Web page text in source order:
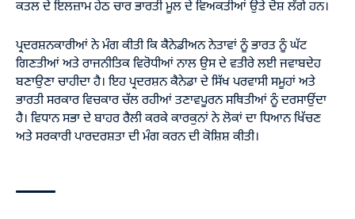
ਕਤਲ ਦੇ ਇਲਜ਼ਾਮ ਹੇਠ ਚਾਰ ਭਾਰਤੀ ਮੂਲ ਦੇ ਵਿਅਕਤੀਆਂ ਉਤੇ ਦੋਸ਼ ਲੱਗੇ ਹਨ।
ਪ੍ਰਦਰਸ਼ਨਕਾਰੀਆਂ ਨੇ ਮੰਗ ਕੀਤੀ ਕਿ ਕੈਨੇਡੀਅਨ ਨੇਤਾਵਾਂ ਨੂੰ ਭਾਰਤ ਨੂੰ ਘੱਟ
ਗਿਣਤੀਆਂ ਅਤੇ ਰਾਜਨੀਤਿਕ ਵਿਰੋਧੀਆਂ ਨਾਲ ਉਸ ਦੇ ਵਤੀਰੇ ਲਈ ਜਵਾਬਦੇਹ
ਬਣਾਉਣਾ ਚਾਹੀਦਾ ਹੈ। ਇਹ ਪ੍ਰਦਰਸ਼ਨ ਕੈਨੇਡਾ ਦੇ ਸਿੱਖ ਪਰਵਾਸੀ ਸਮੂਹਾਂ ਅਤੇ
ਭਾਰਤੀ ਸਰਕਾਰ ਵਿਚਕਾਰ ਚੱਲ ਰਹੀਆਂ ਤਣਾਵਪੂਰਨ ਸਥਿਤੀਆਂ ਨੂੰ ਦਰਸਾਉਂਦਾ
ਹੈ। ਵਿਧਾਨ ਸਭਾ ਦੇ ਬਾਹਰ ਰੈਲੀ ਕਰਕੇ ਕਾਰਕੁਨਾਂ ਨੇ ਲੋਕਾਂ ਦਾ ਧਿਆਨ ਖਿੱਚਣ
ਅਤੇ ਸਰਕਾਰੀ ਪਾਰਦਰਸ਼ਤਾ ਦੀ ਮੰਗ ਕਰਨ ਦੀ ਕੋਸ਼ਿਸ਼ ਕੀਤੀ।